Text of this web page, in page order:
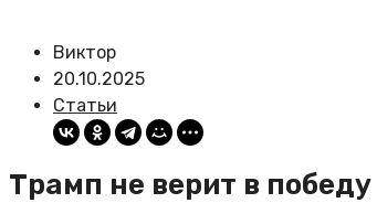
Виктор
20.10.2025
Статьи
Трамп не верит в